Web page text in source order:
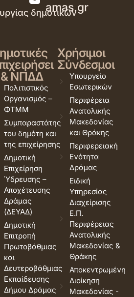
amas.gr
δημοτικών
& ΝΠΔΔ
Πολιτιστικός
Οργανισμός –
ΦΤΜΜ
Συμπαραστάτης
του δημότη και
της επιχείρησης
Δημοτική
Επιχείρηση
Ύδρευσης –
Αποχέτευσης
Δράμας
(ΔΕΥΑΔ)
Δημοτική
Επιτροπή
Πρωτοβάθμιας
και
Δευτεροβάθμιας
Εκπαίδευσης
Δήμου Δράμας
Χρήσιμοι
Σύνδεσμοι
Υπουργείο
Εσωτερικών
Περιφέρεια
Ανατολικής
Μακεδονίας
και Θράκης
Περιφερειακή
Ενότητα
Δράμας
Ειδική
Υπηρεσίας
Διαχείρισης
Ε.Π.
Περιφέρειας
Ανατολικής
Μακεδονίας &
Θράκης
Αποκεντρωμένη
Διοίκηση
Μακεδονίας -